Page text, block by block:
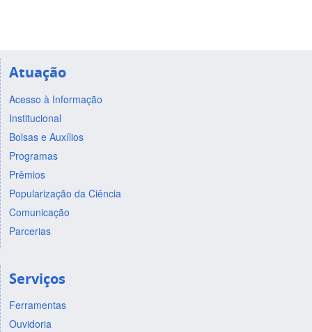
Atuação
Acesso à Informação
Institucional
Bolsas e Auxílios
Programas
Prêmios
Popularização da Ciência
Comunicação
Parcerias
Serviços
Ferramentas
Ouvidoria